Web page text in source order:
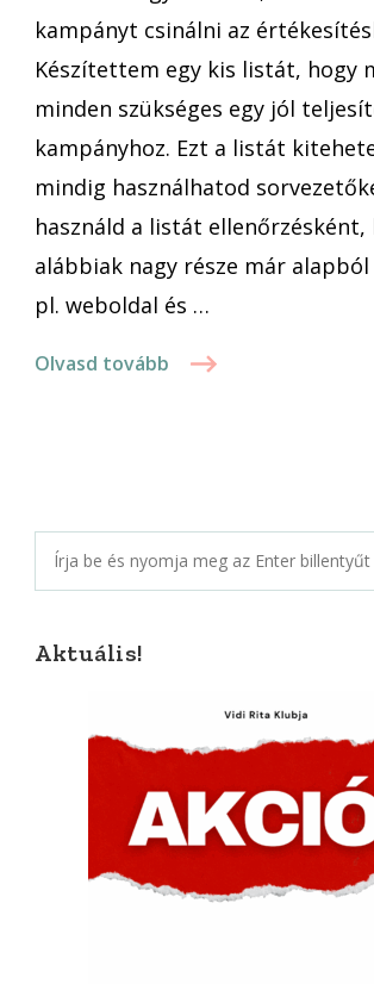
kampányt csinálni az
Készítettem egy kis listát, hogy
minden szükséges egy jól
kampányhoz. Ezt a listát
mindig használhatod
használd a listát ellenőrzésként,
alábbiak nagy része már alapból
pl. weboldal és …
Olvasd tovább
Keresés:
Aktuális!